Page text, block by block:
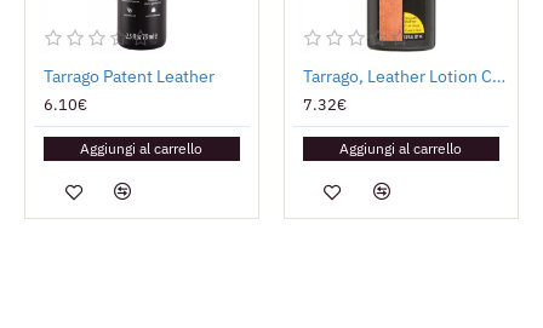
Tarrago Patent Leather
6.10€
Aggiungi al carrello
Tarrago, Leather Lotion Conditioner
7.32€
Aggiungi al carrello